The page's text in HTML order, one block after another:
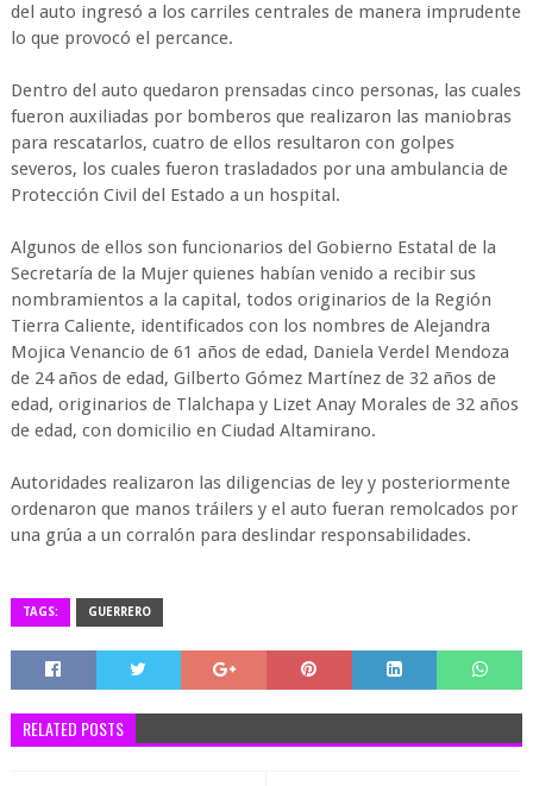
del auto ingresó a los carriles centrales de manera imprudente
lo que provocó el percance.
Dentro del auto quedaron prensadas cinco personas, las cuales
fueron auxiliadas por bomberos que realizaron las maniobras
para rescatarlos, cuatro de ellos resultaron con golpes
severos, los cuales fueron trasladados por una ambulancia de
Protección Civil del Estado a un hospital.
Algunos de ellos son funcionarios del Gobierno Estatal de la
Secretaría de la Mujer quienes habían venido a recibir sus
nombramientos a la capital, todos originarios de la Región
Tierra Caliente, identificados con los nombres de Alejandra
Mojica Venancio de 61 años de edad, Daniela Verdel Mendoza
de 24 años de edad, Gilberto Gómez Martínez de 32 años de
edad, originarios de Tlalchapa y Lizet Anay Morales de 32 años
de edad, con domicilio en Ciudad Altamirano.
Autoridades realizaron las diligencias de ley y posteriormente
ordenaron que manos tráilers y el auto fueran remolcados por
una grúa a un corralón para deslindar responsabilidades.
TAGS: GUERRERO
RELATED POSTS